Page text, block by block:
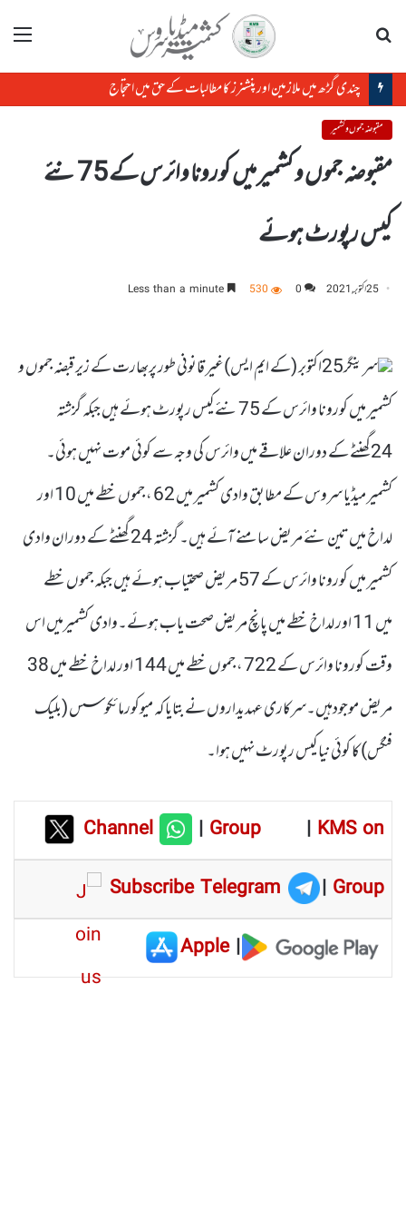
مینو
چندی گڑھ میں ملازمین اور پنشنرز کا مطالبات کے حق میں احتجاج
مقبوضہ جموں و کشمیر
مقبوضہ جموں و کشمیر میں کورونا وائرس کے 75 نئے
کیس رپورٹ ہوئے
25 اکتوبر, 2021 0
530
سرینگر25اکتوبر (کے ایم ایس)غیر قانونی طور پربھارت کے زیر قبضہ جموں و
کشمیر میں کورونا وائرس کے 75 نئے کیس رپورٹ ہوئے ہیں جبکہ گزشتہ
24گھنٹے کے دوران علاقے میں وائرس کی وجہ سے کوئی موت نہیں ہوئی۔
کشمیر میڈیا سروس کے مطابق وادی کشمیر میں 62 ، جموں خطے میں 10 اور
لداخ میں تین نئے مریض سامنے آئے ہیں۔ گزشتہ 24 گھنٹے کے دوران وادی
کشمیر میں کورونا وائرس کے 57 مریض صحتیاب ہوئے ہیں جبکہ جموں خطے
میں 11 اور لداخ خطے میں پانچ مریض صحت یاب ہوئے۔وادی کشمیرمیں اس
وقت کورونا وائرس کے 722 ، جموں خطے میں 144 اور لداخ خطے میں 38
مریض موجودہیں۔سرکاری عہدیداروں نے بتایا کہ میوکورمائکوسس (بلیک
فنگس) کا کوئی نیا کیس رپورٹ نہیں ہوا۔
Channel |Group | KMS on
Subscribe Telegram
| Group
|
Apple